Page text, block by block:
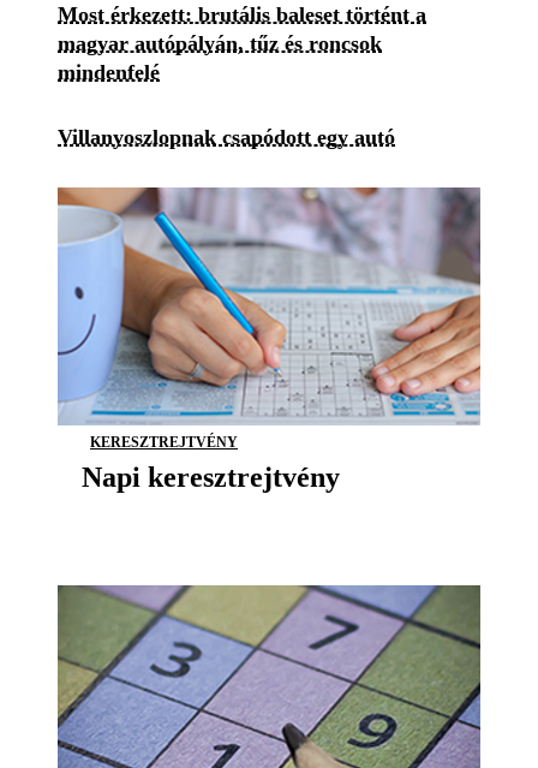
Most érkezett: brutális baleset történt a
magyar autópályán, tűz és roncsok
mindenfelé
Villanyoszlopnak csapódott egy autó
KERESZTREJTVÉNY
Napi keresztrejtvény